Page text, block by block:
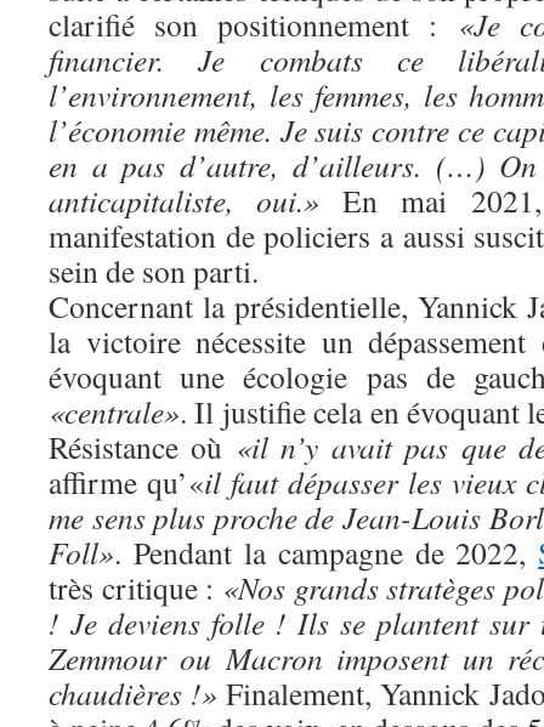
clarifié son positionnement : «Je
financier. Je combats ce
l’environnement, les femmes, les
l’économie même. Je suis contre ce
en a pas d’autre, d’ailleurs. (…)
anticapitaliste, oui.»En mai
manifestation de policiers a aussi
sein de son parti.
Concernant la présidentielle, Yannick
la victoire nécessite un dépassement
évoquant une écologie pas de
«centrale». Il justifie cela en évoquant
Résistance où «il n’y avait pas que
affirme qu’«il faut dépasser les vieux
me sens plus proche de Jean-Louis
Foll». Pendant la campagne de 2022,
très critique : «Nos grands stratèges
! Je deviens folle ! Ils se plantent
Zemmour ou Macron imposent un
chaudières !» Finalement, Yannick